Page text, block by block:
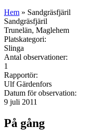
Hem » Sandgräsfjäril
Sandgräsfjäril
Trunelän, Maglehem
Platskategori:
Slinga
Antal observationer:
1
Rapportör:
Ulf Gärdenfors
Datum för observation:
9 juli 2011
På gång